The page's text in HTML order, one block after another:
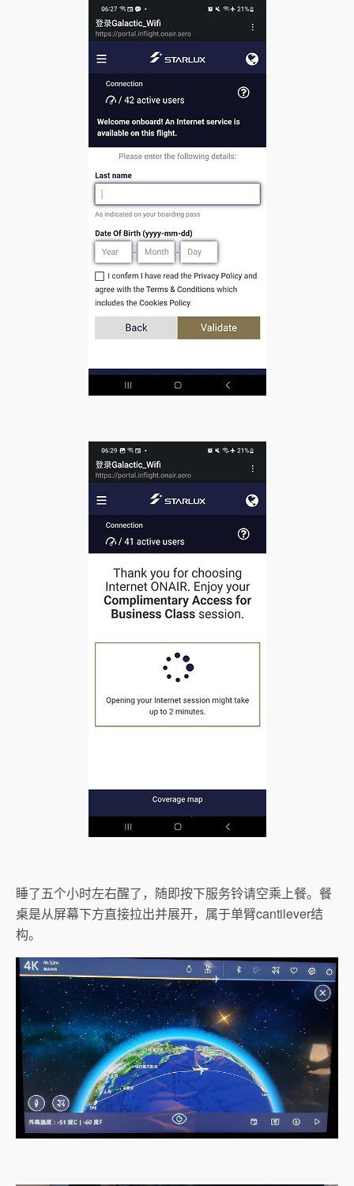
睡了五个小时左右醒了，随即按下服务铃请空乘上餐。餐
桌是从屏幕下方直接拉出并展开，属于单臂cantilever结
构。